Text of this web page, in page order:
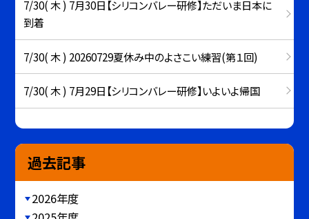
7/30( 木 ) 7月30日【シリコンバレー研修】ただいま日本に
到着
7/30( 木 ) 20260729夏休み中のよさこい練習(第１回)
7/30( 木 ) 7月29日【シリコンバレー研修】いよいよ帰国
過去記事
2026年度